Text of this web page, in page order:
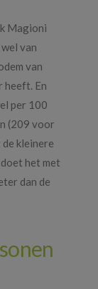
Magioni
van
van
heeft. En
per 100
(209 voor
kleinere
het met
dan de